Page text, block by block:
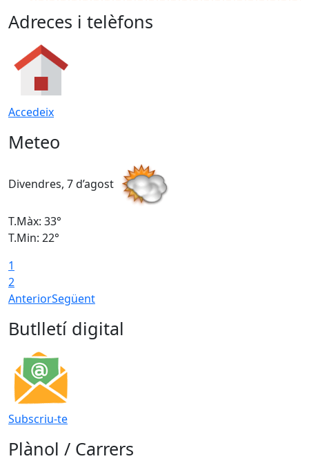
Adreces i telèfons
Accedeix
Meteo
Divendres, 7 d’agost
T.Màx: 33°
T.Min: 22°
1
2
AnteriorSegüent
Butlletí digital
Subscriu-te
Plànol / Carrers